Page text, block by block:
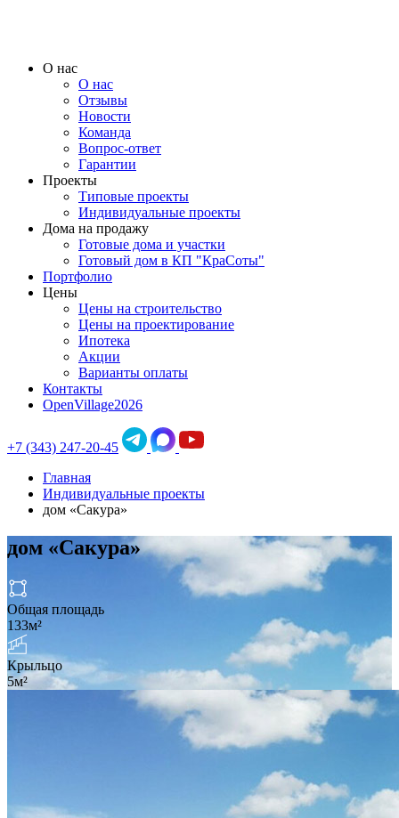
О нас
О нас
Отзывы
Новости
Команда
Вопрос-ответ
Гарантии
Проекты
Типовые проекты
Индивидуальные проекты
Дома на продажу
Готовые дома и участки
Готовый дом в КП "КраСоты"
Портфолио
Цены
Цены на строительство
Цены на проектирование
Ипотека
Акции
Варианты оплаты
Контакты
OpenVillage2026
+7 (343) 247-20-45
Главная
Индивидуальные проекты
дом «Сакура»
дом «Сакура»
Общая площадь
133м²
Крыльцо
5м²